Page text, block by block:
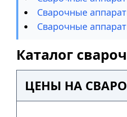
Сварочные
Сварочные
Каталог
ЦЕНЫ НА